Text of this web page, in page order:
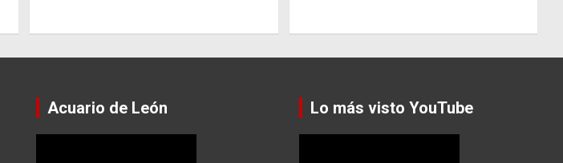
Acuario de León Lo más visto YouTube